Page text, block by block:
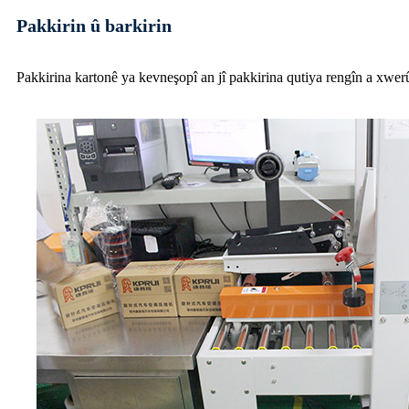
Pakkirin û barkirin
Pakkirina kartonê ya kevneşopî an jî pakkirina qutiya rengîn a